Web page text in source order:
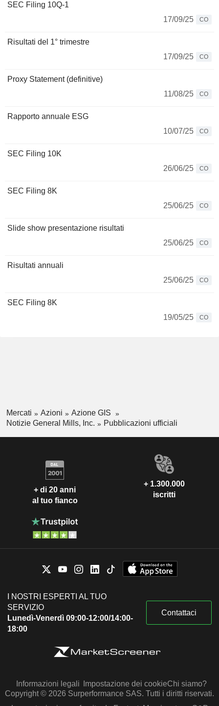
SEC Filing 10Q-1
17/09/25
CO
Risultati del 1° trimestre
17/09/25
CO
Proxy Statement (definitive)
11/08/25
CO
Rapporto annuale ESG
10/07/25
CO
SEC Filing 10K
26/06/25
CO
SEC Filing 8K
25/06/25
CO
Slide show presentazione risultati
25/06/25
CO
Risultati annuali
25/06/25
CO
SEC Filing 8K
19/05/25
CO
Mercati Azioni
Azione GIS
Notizie General Mills, Inc.
Pubblicazioni ufficiali
+ di 20 anni
al tuo fianco
+ 1.300.000
iscritti
I NOSTRI ESPERTI AL TUO
SERVIZIO
Lunedì-Venerdì 09:00-12:00/14:00-
18:00
Contattaci
Informazioni legali Impostazione dei cookieChi siamo?
Copyright © 2026 Surperformance SAS. Tutti i diritti riservati.